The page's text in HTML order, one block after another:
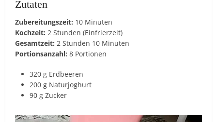
Zutaten
Zubereitungszeit: 10 Minuten
Kochzeit: 2 Stunden (Einfrierzeit)
Gesamtzeit: 2 Stunden 10 Minuten
Portionsanzahl: 8 Portionen
320 g Erdbeeren
200 g Naturjoghurt
90 g Zucker